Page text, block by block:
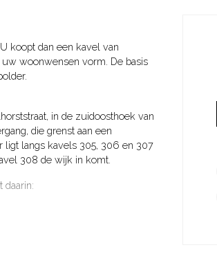
koopt dan een kavel van
woonwensen vorm. De basis
in de zuidoosthoek van
die grenst aan een
ligt langs kavels 305, 306 en 307
308 de wijk in komt.
daarin: